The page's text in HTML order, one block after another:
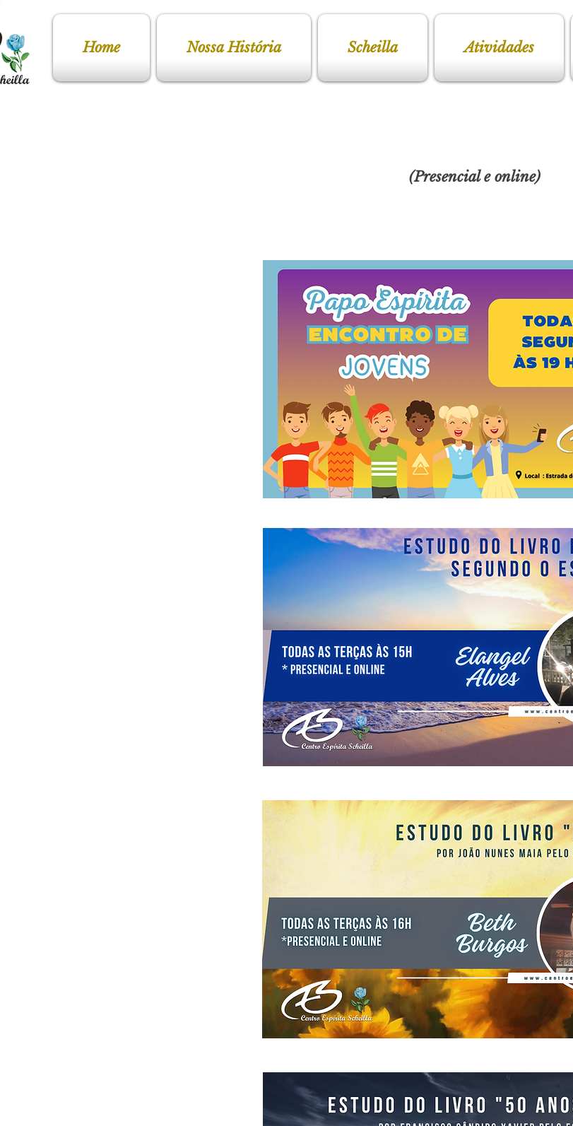
Home Nossa História Scheilla Atividades
(Presencial e online)